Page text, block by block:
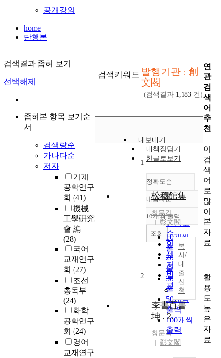
공개강의
home
단행본
검색결과 좁혀 보기
선택해제
좁혀본 항목 보기순
서
검색량순
가나다순
저자
기계
공학연구
회 (41)
機械
工學硏究
會 編
(28)
국어
교재연구
회 (27)
조선
총독부
(24)
화학
공학연구
회 (24)
영어
교재연구
검색키워드 발행기관 : 創
文閣
(검색결과 1,183 건)
내보내기
내책장담기
한글로보기
정확도순
정확도
순
인기도
순
연도순
제목순
저자순
발행기
관순
내림차순
내림차순
10개씩 출력
10개씩
출력
20개씩
출력
30개씩
출력
50개씩
출력
100개씩
출력
조회
1
松穆館集
창문각
彰文閣
복
사/
대
출
신
청
2
李書百書
坤 . 2.
창문각
彰文閣
연
관
검
색
어
추
천
이
검
색
어
로
많
이
본
자
료
활
용
도
높
은
자
료